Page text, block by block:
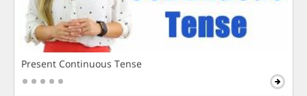
Present Continuous Tense